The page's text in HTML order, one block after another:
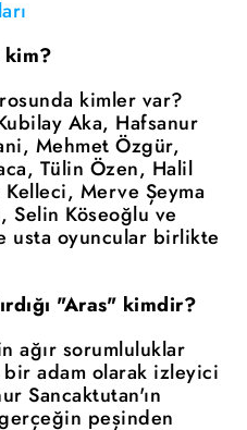
kim?
kimler var?
Aka, Hafsanur
Mehmet Özgür,
Tülin Özen, Halil
Merve Şeyma
Selin Köseoğlu ve
usta oyuncular birlikte
"Aras" kimdir?
ağır sorumluluklar
adam olarak izleyici
Sancaktutan'ın
peşinden